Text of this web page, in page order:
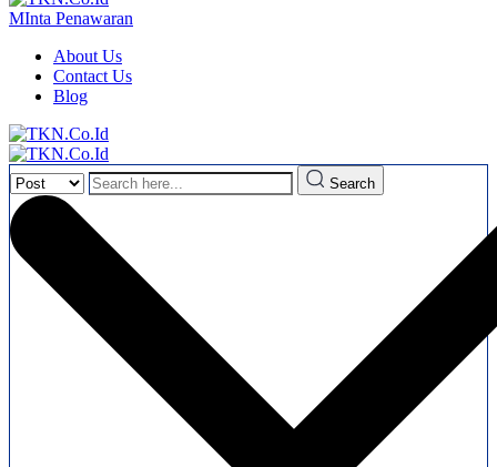
MInta Penawaran
About Us
Contact Us
Blog
Search